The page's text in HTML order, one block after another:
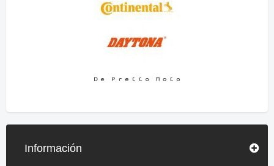
Información